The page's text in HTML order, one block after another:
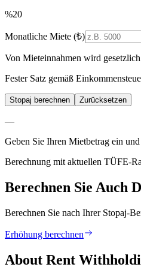
%20
Monatliche Miete (₺)
Von Mieteinnahmen wird
Fester Satz gemäß
Stopaj berechnen Zurücksetzen
—
Geben Sie Ihren Mietbetrag ein
Berechnung mit aktuellen TÜFE-
Berechnen Sie Auch
Berechnen Sie nach Ihrer Stopaj-
Erhöhung berechnen
About Rent